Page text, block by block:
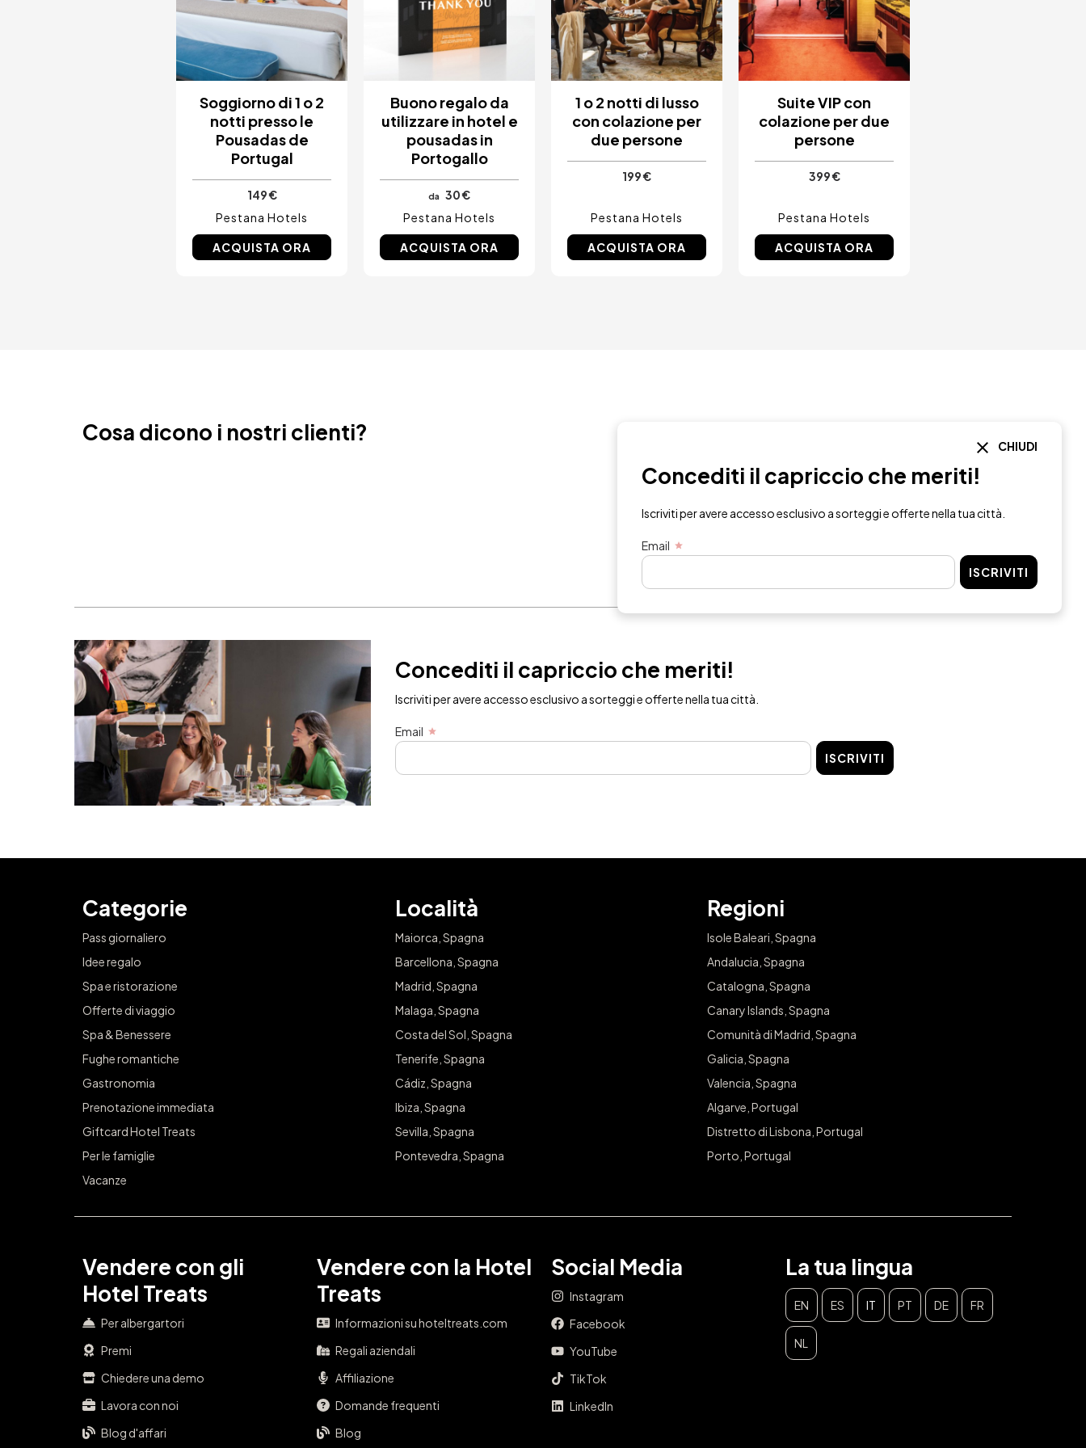
Punta Cana, Repubblica Dominicana
Soggiorno di 1 o 2
notti presso le
Pousadas de
Portugal
149 €
Pestana Hotels
ACQUISTA ORA
Buono regalo da
utilizzare in hotel e
pousadas in
Portogallo
da 30 €
Pestana Hotels
ACQUISTA ORA
1 o 2 notti di lusso
con colazione per
due persone
199 €
Pestana Hotels
ACQUISTA ORA
Suite VIP con
colazione per due
persone
399 €
Pestana Hotels
ACQUISTA ORA
Cosa dicono i nostri clienti?
Concediti il capriccio che meriti!
Iscriviti per avere accesso esclusivo a sorteggi e offerte nella tua città.
Email
ISCRIVITI
Categorie
Pass giornaliero
Idee regalo
Spa e ristorazione
Offerte di viaggio
Spa & Benessere
Fughe romantiche
Gastronomia
Prenotazione immediata
Giftcard Hotel Treats
Per le famiglie
Vacanze
Località
Maiorca, Spagna
Barcellona, Spagna
Madrid, Spagna
Malaga, Spagna
Costa del Sol, Spagna
Tenerife, Spagna
Cádiz, Spagna
Ibiza, Spagna
Sevilla, Spagna
Pontevedra, Spagna
Regioni
Isole Baleari, Spagna
Andalucia, Spagna
Catalogna, Spagna
Canary Islands, Spagna
Comunità di Madrid, Spagna
Galicia, Spagna
Valencia, Spagna
Algarve, Portugal
Distretto di Lisbona, Portugal
Porto, Portugal
Vendere con gli
Hotel Treats
Per albergartori
Premi
Chiedere una demo
Lavora con noi
Blog d'affari
Vendere con la Hotel
Treats
Informazioni su hoteltreats.com
Regali aziendali
Affiliazione
Domande frequenti
Blog
Social Media
Instagram
Facebook
YouTube
TikTok
LinkedIn
La tua lingua
EN ES IT PT DE FR
NL
CHIUDI
Concediti il capriccio che meriti!
Iscriviti per avere accesso esclusivo a sorteggi e offerte nella tua città.
Email
ISCRIVITI